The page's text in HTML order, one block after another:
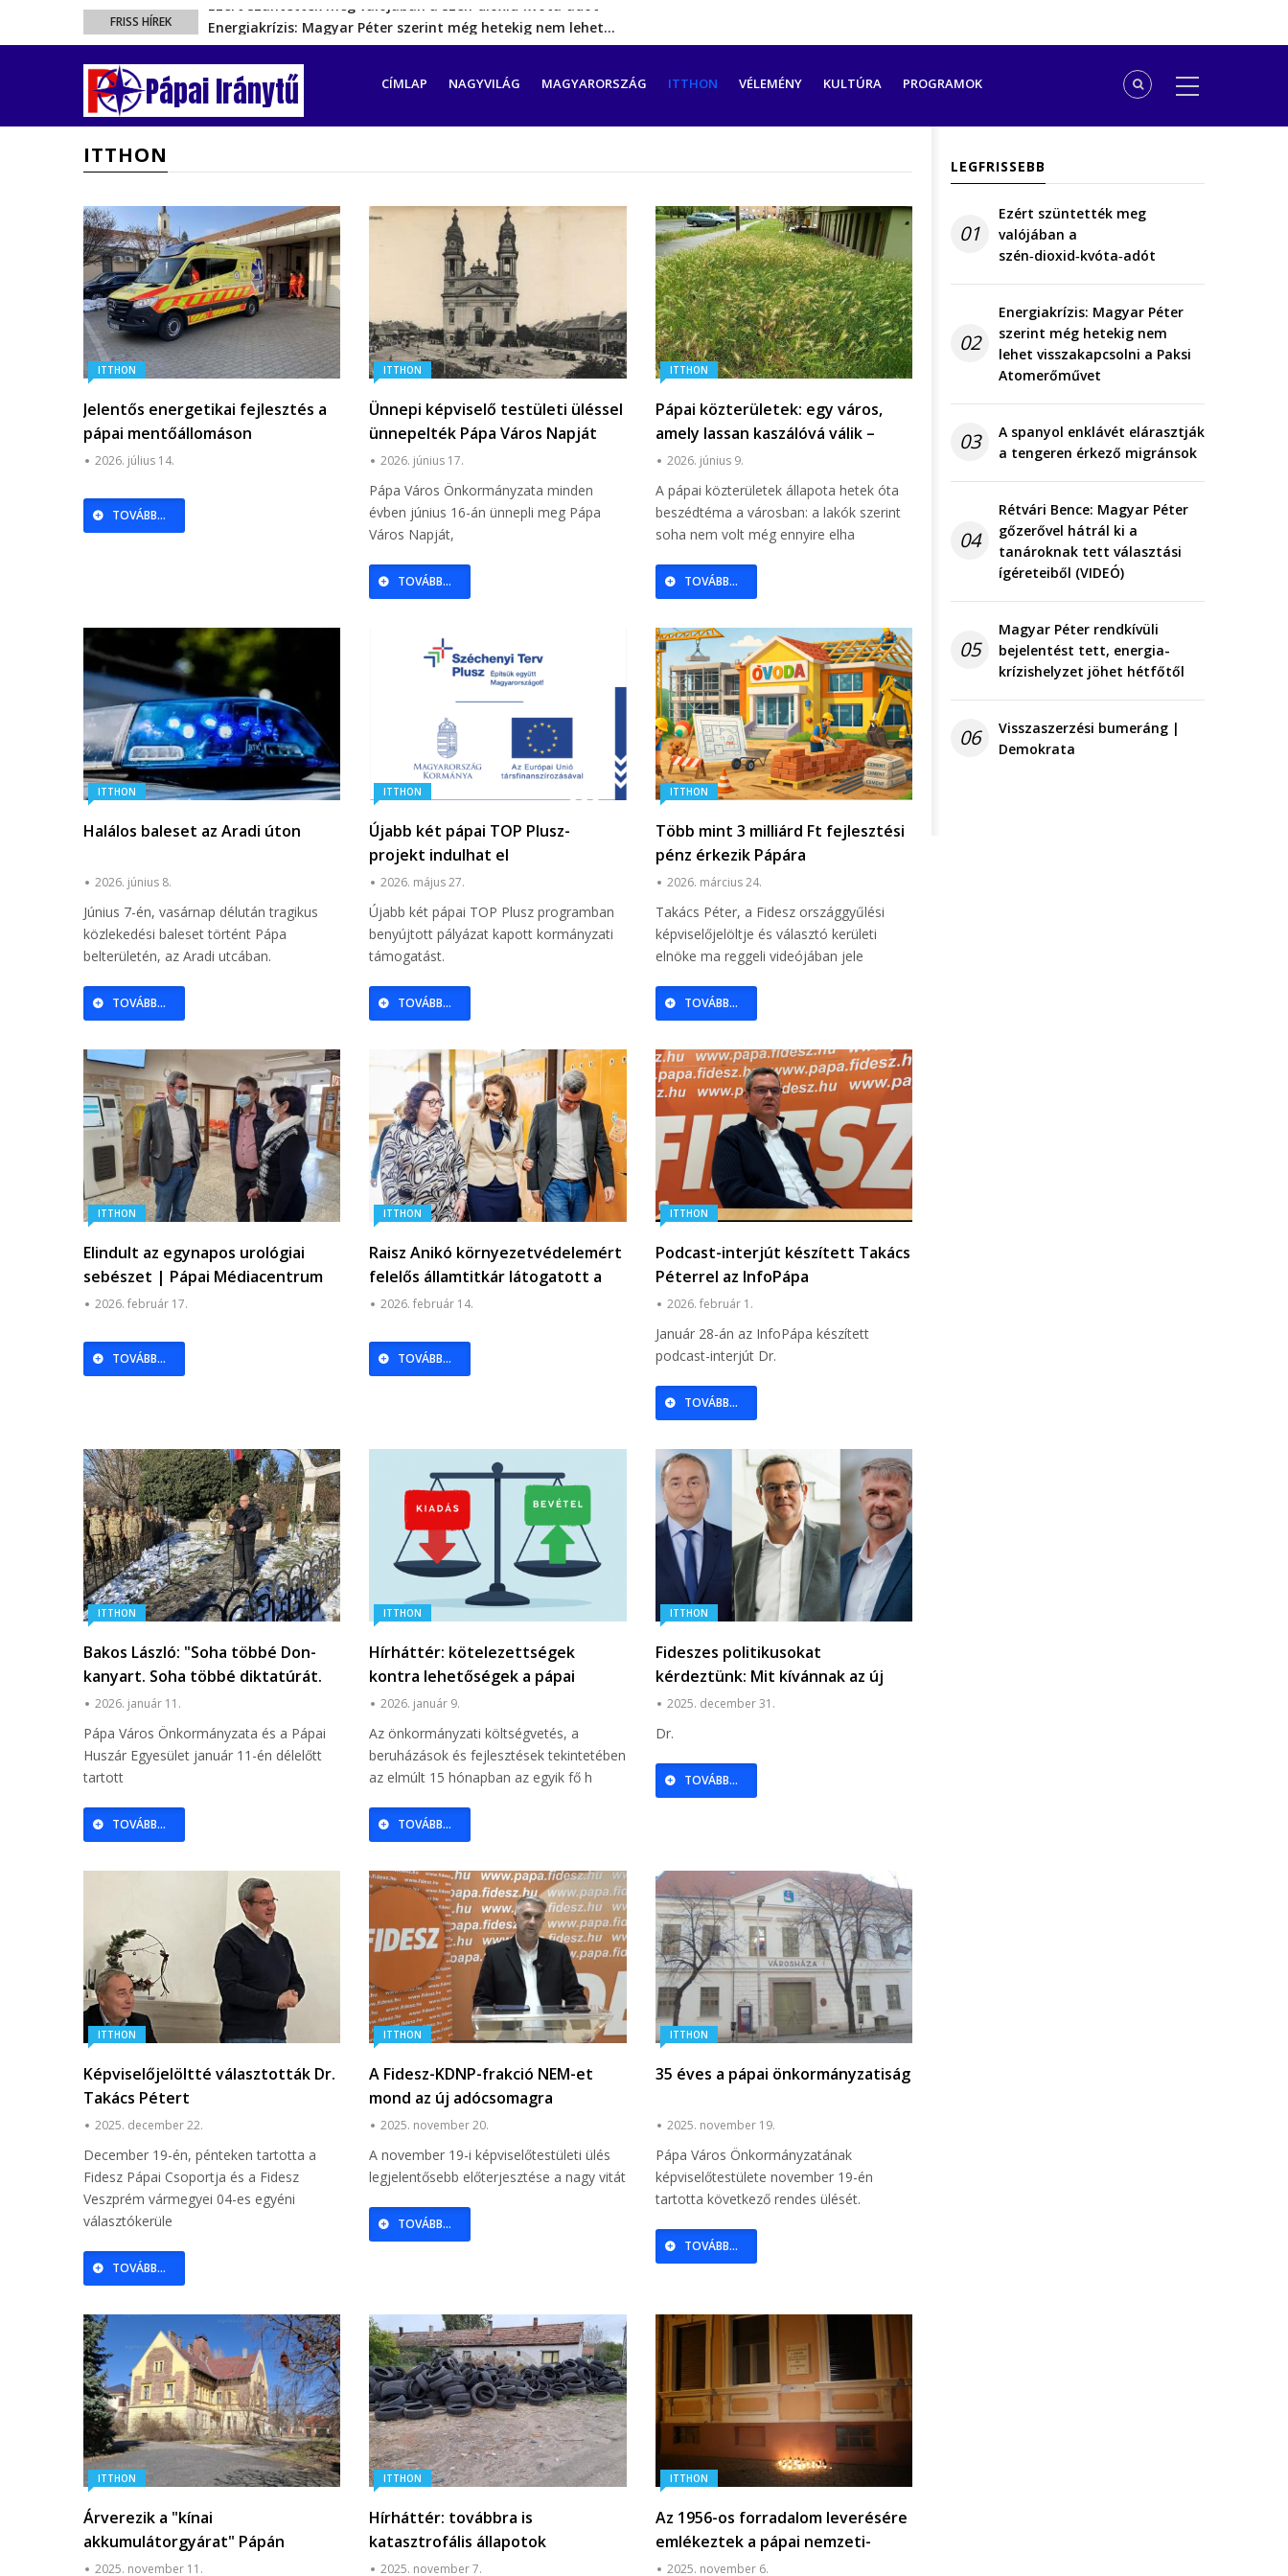
FRISS HÍREK
Energiakrízis: Magyar Péter szerint még hetekig nem lehet…
A spanyol enklávét elárasztják a tengeren érkező migránsok
Rétvári Bence: Magyar Péter gőzerővel hátrál ki a tanároknak tett…
Magyar Péter rendkívüli bejelentést tett, energia-krízishelyzet jöhet…
Ezért szüntették meg valójában a szén‑dioxid‑kvóta‑adót
Pápai Iránytű
FŐ
CÍMLAP NAGYVILÁG MAGYARORSZÁG ITTHON VÉLEMÉNY KULTÚRA PROGRAMOK
ITTHON
ITTHON
Jelentős energetikai fejlesztés a
pápai mentőállomáson
2026. július 14.
TOVÁBB...
ITTHON
Ünnepi képviselő testületi üléssel
ünnepelték Pápa Város Napját
2026. június 17.
Pápa Város Önkormányzata minden
évben június 16-án ünnepli meg Pápa
Város Napját,
TOVÁBB...
ITTHON
Pápai közterületek: egy város,
amely lassan kaszálóvá válik –
lakossági felháborodás a
rendezetlen zöldfelületek miatt
2026. június 9.
A pápai közterületek állapota hetek óta
beszédtéma a városban: a lakók szerint
soha nem volt még ennyire elha
TOVÁBB...
ITTHON
Halálos baleset az Aradi úton
2026. június 8.
Június 7-én, vasárnap délután tragikus
közlekedési baleset történt Pápa
belterületén, az Aradi utcában.
TOVÁBB...
ITTHON
Újabb két pápai TOP Plusz-
projekt indulhat el
2026. május 27.
Újabb két pápai TOP Plusz programban
benyújtott pályázat kapott kormányzati
támogatást.
TOVÁBB...
ITTHON
Több mint 3 milliárd Ft fejlesztési
pénz érkezik Pápára
2026. március 24.
Takács Péter, a Fidesz országgyűlési
képviselőjelöltje és választó kerületi
elnöke ma reggeli videójában jele
TOVÁBB...
ITTHON
Elindult az egynapos urológiai
sebészet | Pápai Médiacentrum
2026. február 17.
TOVÁBB...
ITTHON
Raisz Anikó környezetvédelemért
felelős államtitkár látogatott a
Weöres Sándor Általános Iskolába
2026. február 14.
TOVÁBB...
ITTHON
Podcast-interjút készített Takács
Péterrel az InfoPápa
2026. február 1.
Január 28-án az InfoPápa készített
podcast-interjút Dr.
TOVÁBB...
ITTHON
Bakos László: "Soha többé Don-
kanyart. Soha többé diktatúrát.
Soha többé értelmetlen háborút."
2026. január 11.
Pápa Város Önkormányzata és a Pápai
Huszár Egyesület január 11-én délelőtt
tartott
TOVÁBB...
ITTHON
Hírháttér: kötelezettségek
kontra lehetőségek a pápai
költségvetésben
2026. január 9.
Az önkormányzati költségvetés, a
beruházások és fejlesztések tekintetében
az elmúlt 15 hónapban az egyik fő h
TOVÁBB...
ITTHON
Fideszes politikusokat
kérdeztünk: Mit kívánnak az új
évre?
2025. december 31.
Dr.
TOVÁBB...
ITTHON
Képviselőjelöltté választották Dr.
Takács Pétert
2025. december 22.
December 19-én, pénteken tartotta a
Fidesz Pápai Csoportja és a Fidesz
Veszprém vármegyei 04-es egyéni
választókerüle
TOVÁBB...
ITTHON
A Fidesz-KDNP-frakció NEM-et
mond az új adócsomagra
2025. november 20.
A november 19-i képviselőtestületi ülés
legjelentősebb előterjesztése a nagy vitát
TOVÁBB...
ITTHON
35 éves a pápai önkormányzatiság
2025. november 19.
Pápa Város Önkormányzatának
képviselőtestülete november 19-én
tartotta következő rendes ülését.
TOVÁBB...
ITTHON
Árverezik a "kínai
akkumulátorgyárat" Pápán
2025. november 11.
ITTHON
Hírháttér: továbbra is
katasztrofális állapotok
uralkodnak a pápai illegális
2025. november 7.
ITTHON
Az 1956-os forradalom leverésére
emlékeztek a pápai nemzeti-
patrióták
2025. november 6.
LEGFRISSEBB
01
Ezért szüntették meg
valójában a
szén‑dioxid‑kvóta‑adót
02
Energiakrízis: Magyar Péter
szerint még hetekig nem
lehet visszakapcsolni a Paksi
Atomerőművet
03
A spanyol enklávét elárasztják
a tengeren érkező migránsok
04
Rétvári Bence: Magyar Péter
gőzerővel hátrál ki a
tanároknak tett választási
ígéreteiből (VIDEÓ)
05
Magyar Péter rendkívüli
bejelentést tett, energia-
krízishelyzet jöhet hétfőtől
06
Visszaszerzési bumeráng |
Demokrata